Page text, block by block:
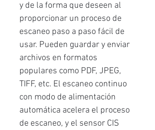
y de la forma que deseen al
proporcionar un proceso de
escaneo paso a paso fácil de
usar. Pueden guardar y enviar
archivos en formatos
populares como PDF, JPEG,
TIFF, etc. El escaneo continuo
con modo de alimentación
automática acelera el proceso
de escaneo, y el sensor CIS